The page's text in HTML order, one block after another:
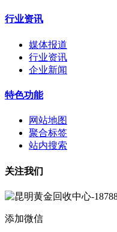
行业资讯
媒体报道
行业资讯
企业新闻
特色功能
网站地图
聚合标签
站内搜索
关注我们
添加微信